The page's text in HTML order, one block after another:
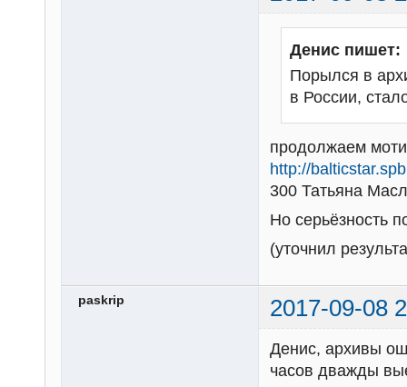
Денис пишет:
Порылся в
в России,
продолжаем
http://
300 Татьяна
Но серьёзность
(уточнил
paskrip 2017-09-08
Денис, архивы
часов дважды